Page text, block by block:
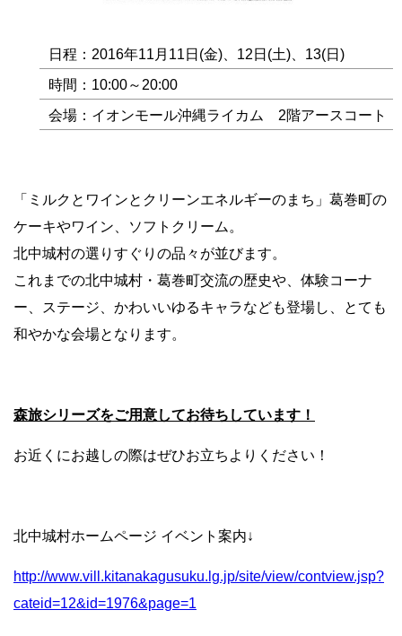
日程：2016年11月11日(金)、12日(土)、13(日)
時間：10:00～20:00
会場：イオンモール沖縄ライカム 2階アースコート
「ミルクとワインとクリーンエネルギーのまち」葛巻町の
ケーキやワイン、ソフトクリーム。
北中城村の選りすぐりの品々が並びます。
これまでの北中城村・葛巻町交流の歴史や、体験コーナ
ー、ステージ、かわいいゆるキャラなども登場し、とても
和やかな会場となります。
森旅シリーズをご用意してお待ちしています！
お近くにお越しの際はぜひお立ちよりください！
北中城村ホームページ イベント案内↓
http://www.vill.kitanakagusuku.lg.jp/site/view/contview.jsp?
cateid=12&id=1976&page=1